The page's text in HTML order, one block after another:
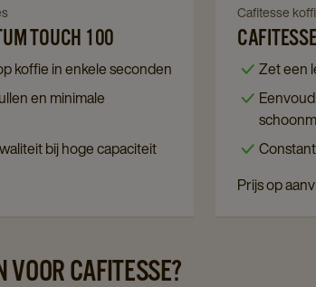
TOUCH 100
koffie in enkele seconden
en minimale
bij hoge capaciteit
Navigate
to
Cafitesse
Quantum
Touch
details
page
Cafitesse
Zet een
Prijs op
CAFITESSE?